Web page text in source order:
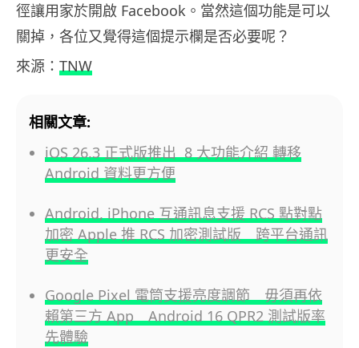
徑讓用家於開啟 Facebook。當然這個功能是可以
關掉，各位又覺得這個提示欄是否必要呢？
來源： TNW
相關文章:
iOS 26.3 正式版推出 8 大功能介紹 轉移
Android 資料更方便
Android, iPhone 互通訊息支援 RCS 點對點
加密 Apple 推 RCS 加密測試版 跨平台通訊
更安全
Google Pixel 電筒支援亮度調節 毋須再依
賴第三方 App Android 16 QPR2 測試版率
先體驗